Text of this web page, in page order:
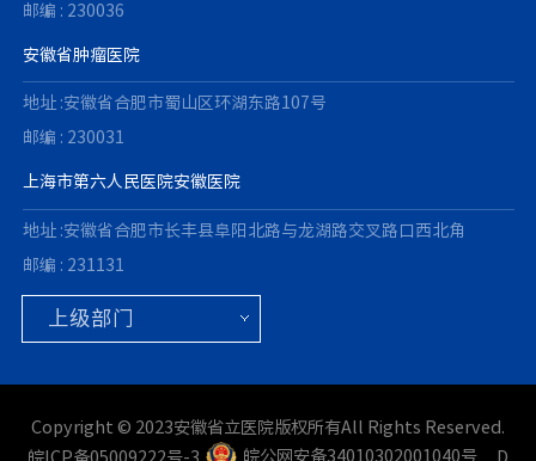
邮编 : 230036
安徽省肿瘤医院
地址 :安徽省合肥市蜀山区环湖东路107号
邮编 : 230031
上海市第六人民医院安徽医院
地址 :安徽省合肥市长丰县阜阳北路与龙湖路交叉路口西北角
邮编 : 231131
Copyright © 2023安徽省立医院版权所有All Rights Reserved.
皖ICP备05009222号-3
皖公网安备34010302001040号 D